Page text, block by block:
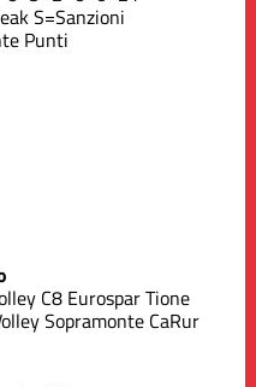
S=Sanzioni
Punti
C8 Eurospar Tione
Sopramonte CaRur